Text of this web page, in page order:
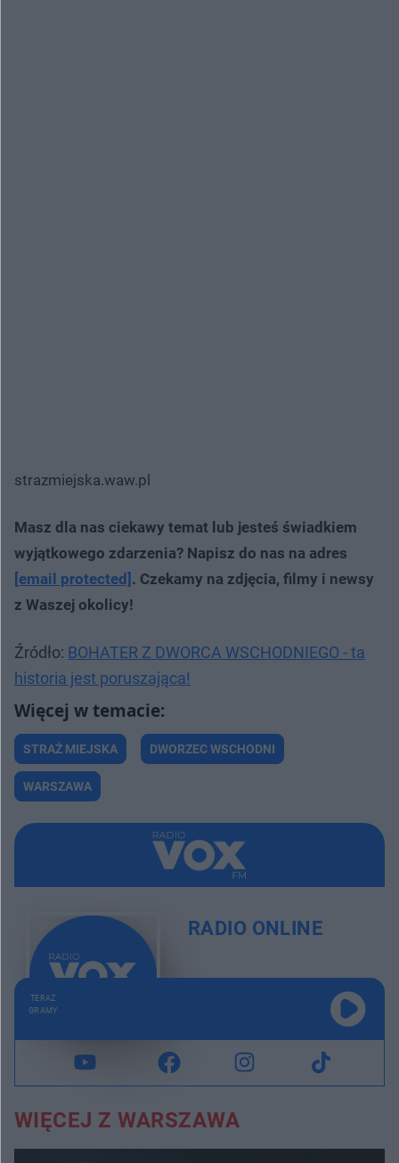
strazmiejska.waw.pl
Masz dla nas ciekawy temat lub jesteś świadkiem
wyjątkowego zdarzenia? Napisz do nas na adres
[email protected] . Czekamy na zdjęcia, filmy i newsy
z Waszej okolicy!
Źródło: BOHATER Z DWORCA WSCHODNIEGO - ta
historia jest poruszająca!
STRAŻ MIEJSKA DWORZEC WSCHODNI
WARSZAWA
RADIO ONLINE
TERAZ
GRAMY
WIĘCEJ Z WARSZAWA